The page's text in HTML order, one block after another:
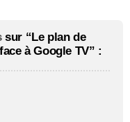
sur “Le plan de
à Google TV” :